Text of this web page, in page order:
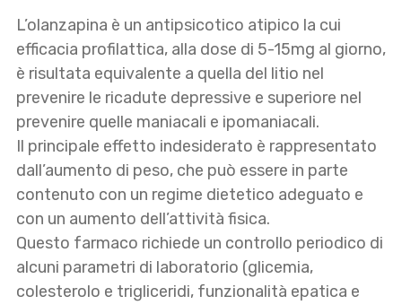
L’olanzapina è un antipsicotico atipico la cui
efficacia profilattica, alla dose di 5-15mg al giorno,
è risultata equivalente a quella del litio nel
prevenire le ricadute depressive e superiore nel
prevenire quelle maniacali e ipomaniacali.
Il principale effetto indesiderato è rappresentato
dall’aumento di peso, che può essere in parte
contenuto con un regime dietetico adeguato e
con un aumento dell’attività fisica.
Questo farmaco richiede un controllo periodico di
alcuni parametri di laboratorio (glicemia,
colesterolo e trigliceridi, funzionalità epatica e